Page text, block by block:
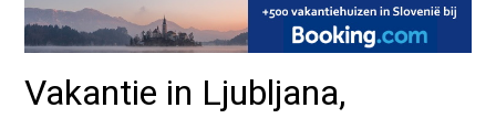
Vakantie in Ljubljana,